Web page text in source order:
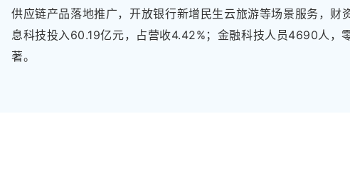
供应链产品落地推广，开放银行新增民生云旅游等场景服务，
息科技投入60.19亿元，占营收4.42%；金融科技人员4690人，
著。